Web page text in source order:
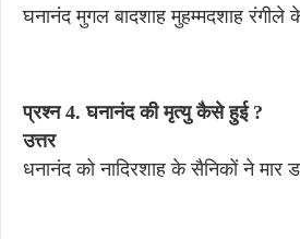
घनानंद मुगल बादशाह मुहम्मदशाह रंगीले
प्रश्न 4. घनानंद की मृत्यु कैसे हुई ?
उत्तर
धनानंद को नादिरशाह के सैनिकों ने मार